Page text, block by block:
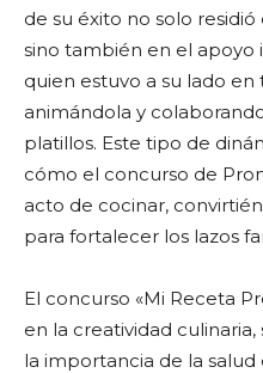
de su éxito no solo
sino también en el apoyo
quien estuvo a su lado
animándola y
platillos. Este tipo de
cómo el concurso de
acto de cocinar,
para fortalecer los lazos
El concurso «Mi Receta
en la creatividad
la importancia de la salud